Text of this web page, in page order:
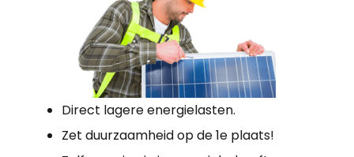
Direct lagere energielasten.
Zet duurzaamheid op de 1e plaats!